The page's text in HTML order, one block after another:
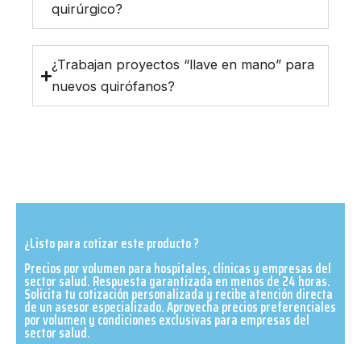
quirúrgico?
¿Trabajan proyectos “llave en mano” para
nuevos quirófanos?
¿Listo para cotizar este producto ?
Precios por volumen para hospitales, clínicas y empresas del
sector salud. Respuesta garantizada en menos de 24 horas.
Solicita tu cotización personalizada y recibe atención directa
de un asesor especializado. Aprovecha precios preferenciales
por volumen y condiciones exclusivas para empresas del
sector salud.​